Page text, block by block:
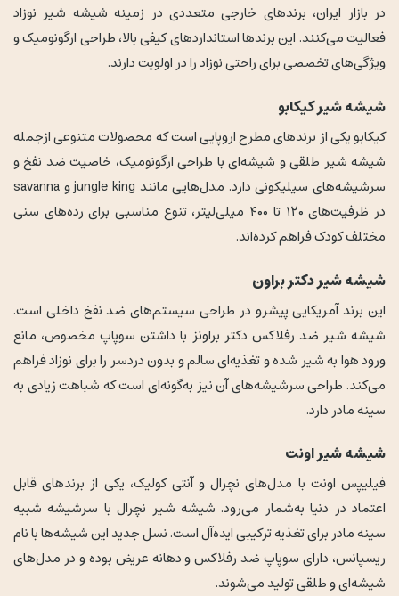
در بازار ایران، برندهای خارجی متعددی در زمینه شیشه شیر نوزاد
فعالیت می‌کنند. این برندها استانداردهای کیفی بالا، طراحی ارگونومیک و
ویژگی‌های تخصصی برای راحتی نوزاد را در اولویت دارند.
شیشه شیر کیکابو
کیکابو یکی از برندهای مطرح اروپایی است که محصولات متنوعی ازجمله
شیشه شیر طلقی و شیشه‌ای با طراحی ارگونومیک، خاصیت ضد نفخ و
سرشیشه‌های سیلیکونی دارد. مدل‌هایی مانند jungle king و savanna
در ظرفیت‌های ۱۲۰ تا ۴۰۰ میلی‌لیتر، تنوع مناسبی برای رده‌های سنی
مختلف کودک فراهم کرده‌اند.
شیشه شیر دکتر براون
این برند آمریکایی پیشرو در طراحی سیستم‌های ضد نفخ داخلی است.
شیشه شیر ضد رفلاکس دکتر براونز با داشتن سوپاپ مخصوص، مانع
ورود هوا به شیر شده و تغذیه‌ای سالم و بدون دردسر را برای نوزاد فراهم
می‌کند. طراحی سرشیشه‌های آن نیز به‌گونه‌ای است که شباهت زیادی به
سینه مادر دارد.
شیشه شیر اونت
فیلیپس اونت با مدل‌های نچرال و آنتی کولیک، یکی از برندهای قابل
اعتماد در دنیا به‌شمار می‌رود. شیشه شیر نچرال با سرشیشه شبیه
سینه مادر برای تغذیه ترکیبی ایده‌آل است. نسل جدید این شیشه‌ها با نام
ریسپانس، دارای سوپاپ ضد رفلاکس و دهانه عریض بوده و در مدل‌های
شیشه‌ای و طلقی تولید می‌شوند.